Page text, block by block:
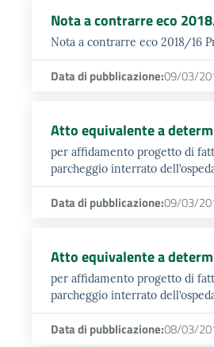
Nota a contrarre eco
Nota a contrarre eco 2018/16
Data di pubblicazione:09/03/
Atto equivalente a
per affidamento progetto di
parcheggio interrato
Data di pubblicazione:09/03/
Atto equivalente a
per affidamento progetto di
parcheggio interrato
Data di pubblicazione:08/03/